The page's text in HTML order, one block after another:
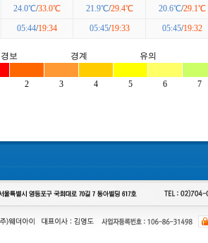
24.0℃/33.0℃ 21.9℃/29.4℃ 20.6℃/29.1℃
05:44/19:34 05:45/19:33 05:45/19:32
경보 경계 유의
2 3 4 5 6 7